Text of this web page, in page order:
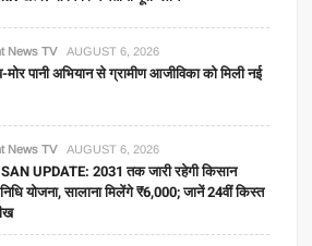
News TV AUGUST 6, 2026
मोर पानी अभियान से ग्रामीण आजीविका को मिली नई
News TV AUGUST 6, 2026
UPDATE: 2031 तक जारी रहेगी किसान
योजना, सालाना मिलेंगे ₹6,000; जानें 24वीं किस्त